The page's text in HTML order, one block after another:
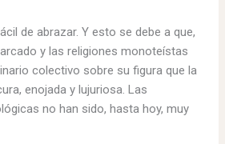
de abrazar. Y esto se debe a que,
y las religiones monoteístas
colectivo sobre su figura que la
enojada y lujuriosa. Las
no han sido, hasta hoy, muy